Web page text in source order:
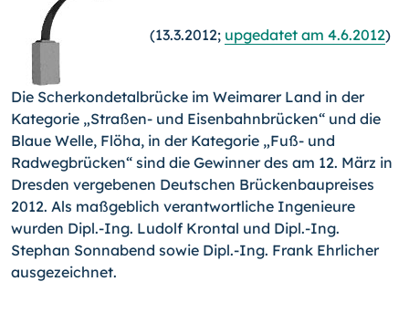
(13.3.2012; upgedatet am 4.6.2012)
Die Scherkondetalbrücke im Weimarer Land in der
Kategorie „Straßen- und Eisenbahn­brücken“ und die
Blaue Welle, Flöha, in der Kategorie „Fuß- und
Radwegbrücken“ sind die Gewinner des am 12. März in
Dresden vergebenen Deutschen Brückenbaupreises
2012. Als maßgeblich verantwortliche Ingenieure
wurden Dipl.-Ing. Lu­dolf Krontal und Dipl.-Ing.
Stephan Sonnabend sowie Dipl.-Ing. Frank Ehrlicher
ausge­zeichnet.